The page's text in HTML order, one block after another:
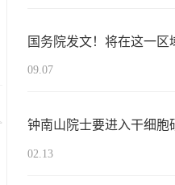
国务院发文！将在这一区
治疗、基因治疗研究发展
09.07
钟南山院士要进入干细胞
立干细胞新药申报绿色通
02.13